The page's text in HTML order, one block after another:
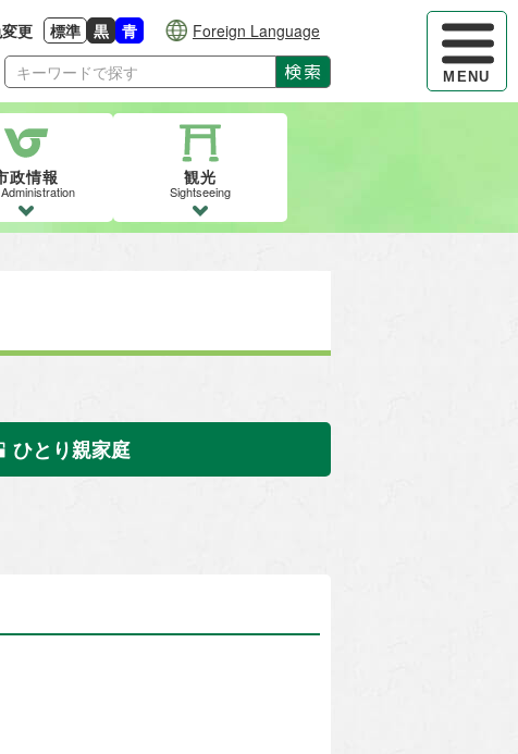
ハンバー
MENU
の大きさに戻す
する
更 標準
背景色の変更：白
黒
背景色の変更：黒
青
背景色の変更：青
Foreign Language
検索
政情報 観光
Sightseeing
ひとり親家庭